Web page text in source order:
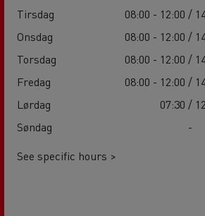
Tirsdag
08:00 - 12:00 /
Onsdag
08:00 - 12:00 /
Torsdag
08:00 - 12:00 /
Fredag
08:00 - 12:00 /
Lørdag
07:30 /
Søndag
-
See specific hours >